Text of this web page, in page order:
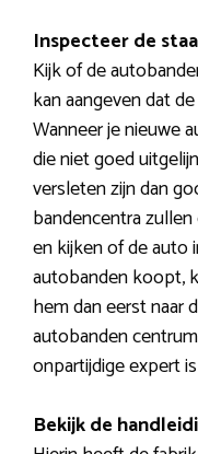
Inspecteer de
Kijk of de
kan aangeven dat
Wanneer je nieuwe
die niet goed
versleten zijn dan
bandencentra
en kijken of de auto
autobanden koopt,
hem dan eerst naar
autobanden
onpartijdige expert
Bekijk de